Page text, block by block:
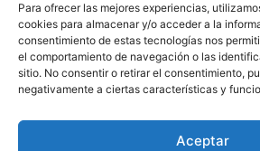
Para ofrecer las mejores experiencias,
cookies para almacenar y/o acceder a la
consentimiento de estas tecnologías nos
el comportamiento de navegación o las
sitio. No consentir o retirar el consentimiento,
negativamente a ciertas características y
Aceptar
Sumar vida a los años:
envejecimiento saludable
Determinación de la hora de